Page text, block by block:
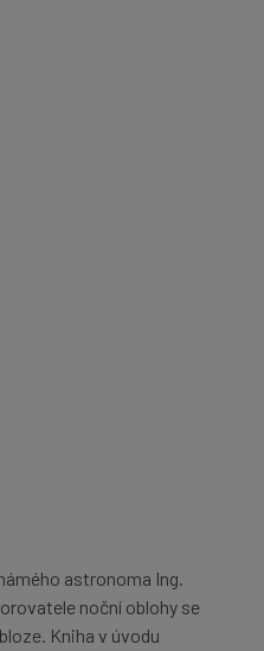
astronoma Ing.
noční oblohy se
Kniha v úvodu